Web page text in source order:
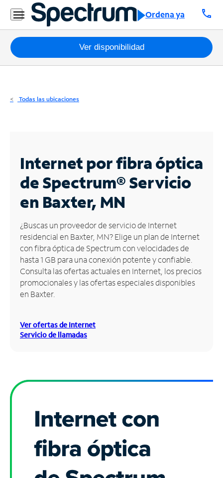
Ordena ya call
Residencial
Business
Paquetes
Internet
Business
Contáctanos
Inglés
Administrar
cuenta
Encuentra
una
tienda
Ver disponibilidad
Todas las ubicaciones
Internet por fibra óptica
de Spectrum®Servicio
en Baxter, MN
¿Buscas un proveedor de servicio de Internet
residencial en Baxter, MN? Elige un plan de Internet
con fibra óptica de Spectrum con velocidades de
hasta 1 GB para una conexión potente y confiable.
Consulta las ofertas actuales en Internet, los precios
promocionales y las ofertas especiales disponibles
en Baxter.
Ver ofertas de Internet
Servicio de llamadas